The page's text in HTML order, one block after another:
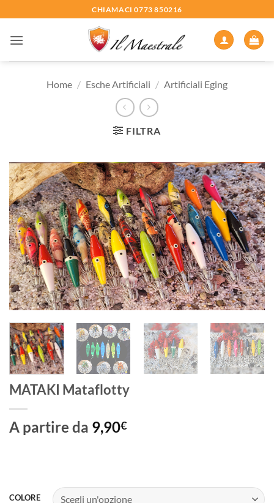
ai
contenuti
CHIAMACI 0773 850216
Home / Esche Artificiali / Artificiali Eging
FILTRA
MATAKI Mataflotty
A partire da 9,90€
COLORE